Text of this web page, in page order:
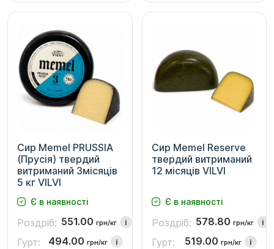
Сир Memel PRUSSIA
(Прусія) твердий
витриманий 3місяців
5 кг VILVI
Є в наявності
Роздріб: 551.00 грн/кг i
Гурт: 494.00 грн/кг i
Сир Memel Reserve
твердий витриманий
12 місяців VILVI
Є в наявності
Роздріб: 578.80 грн/кг i
Гурт: 519.00 грн/кг i